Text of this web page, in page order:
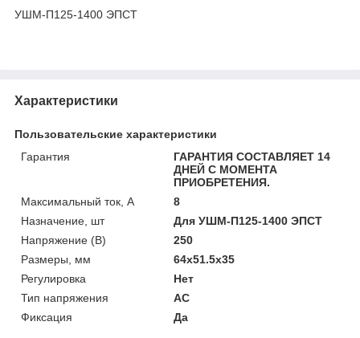
УШМ-П125-1400 ЭПСТ
Характеристики
Пользовательские характеристики
Гарантия
ГАРАНТИЯ СОСТАВЛЯЕТ 14
ДНЕЙ С МОМЕНТА
ПРИОБРЕТЕНИЯ.
Максимальный ток, А
8
Назначение, шт
Для УШМ-П125-1400 ЭПСТ
Напряжение (В)
250
Размеры, мм
64x51.5x35
Регулировка
Нет
Тип напряжения
AC
Фиксация
Да